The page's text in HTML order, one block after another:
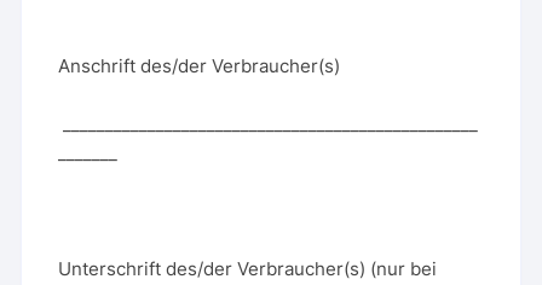
Anschrift des/der Verbraucher(s)
Unterschrift des/der Verbraucher(s) (nur bei